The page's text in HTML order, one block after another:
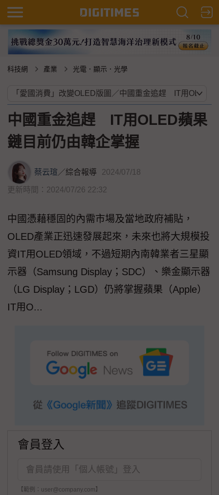
科技網 產業 光電．顯示．光學
中國重金追趕 IT用OLED蘋果
鏈目前仍由韓企掌握
蔡云瑄／綜合報導 2024/07/18
更新時間：2024/07/26 22:32
中國憑藉穩固的內需市場及當地政府補貼，
OLED產業正迅速發展起來，未來也將大規模投
資IT用OLED領域，不過短期內南韓業者三星顯
示器（Samsung Display；SDC）、樂金顯示器
（LG Display；LGD）仍將掌握蘋果（Apple）
IT用O...
會員登入
【範例：user@company.com】